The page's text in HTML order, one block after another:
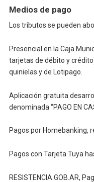
Medios de pago
Los tributos se pueden
Presencial en la Caja
tarjetas de débito y
quinielas y de Lotipago.
Aplicación gratuita
denominada “PAGO EN
Pagos por Homebanking,
Pagos con Tarjeta Tuya
RESISTENCIA.GOB.AR,